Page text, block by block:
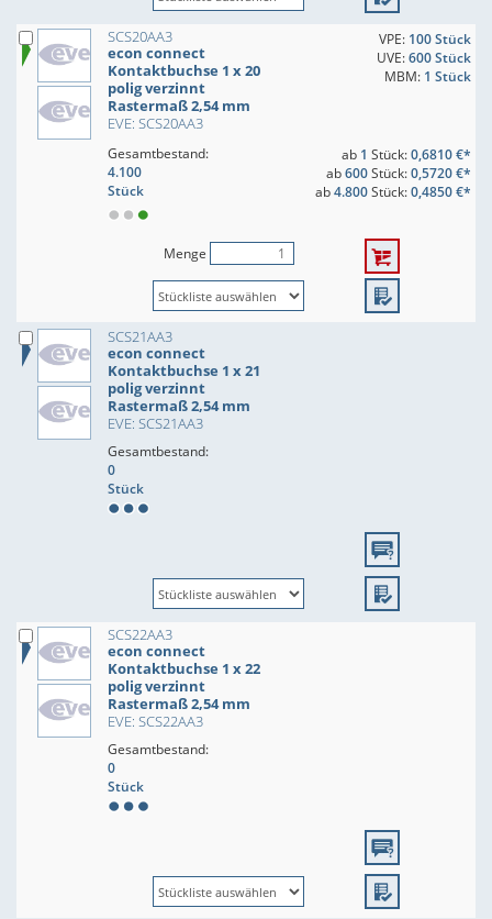
SCS20AA3
econ connect
Kontaktbuchse 1 x 20
polig verzinnt
Rastermaß 2,54 mm
EVE: SCS20AA3
VPE: 100 Stück
UVE:600 Stück
MBM: 1 Stück
Gesamtbestand:
4.100
Stück
ab 1 Stück:0,6810 €*
ab600Stück:0,5720 €*
ab4.800Stück:0,4850 €*
Menge
SCS21AA3
econ connect
Kontaktbuchse 1 x 21
polig verzinnt
Rastermaß 2,54 mm
EVE: SCS21AA3
Gesamtbestand:
0
Stück
SCS22AA3
econ connect
Kontaktbuchse 1 x 22
polig verzinnt
Rastermaß 2,54 mm
EVE: SCS22AA3
Gesamtbestand:
0
Stück